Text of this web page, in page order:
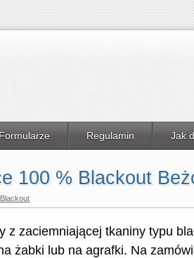
Formularze Regulamin Jak
100 % Blackout
z zaciemniającej tkaniny typu
żabki lub na agrafki. Na